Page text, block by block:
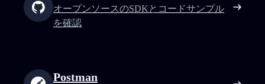
オープンソースのSDKとコードサンプル
を確認
Postman